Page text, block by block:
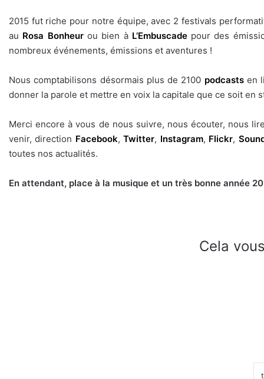
2015 fut riche pour notre équipe, avec 2 festivals
au Rosa Bonheurou bien à L’Embuscadepour des
nombreux événements, émissions et aventures !
Nous comptabilisons désormais plus de 2100 podcastsen
donner la parole et mettre en voix la capitale que ce soit
Merci encore à vous de nous suivre, nous écouter, nous
venir, direction Facebook,Twitter, Instagram, Flickr,
toutes nos actualités.
En attendant, place à la musique et un très bonne année
Cela